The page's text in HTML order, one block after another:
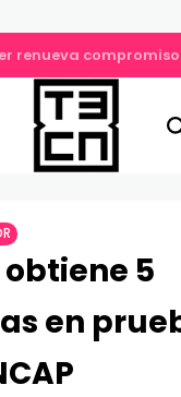
renueva
obtiene 5
en